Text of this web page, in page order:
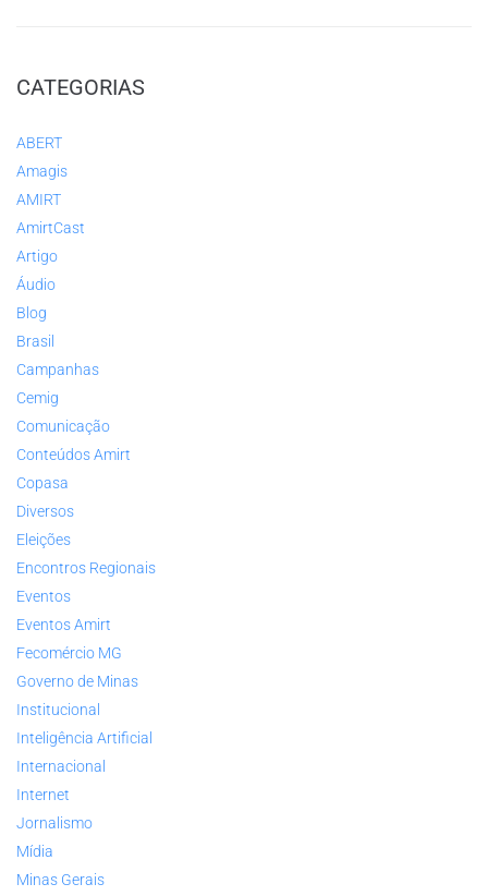
CATEGORIAS
ABERT
Amagis
AMIRT
AmirtCast
Artigo
Áudio
Blog
Brasil
Campanhas
Cemig
Comunicação
Conteúdos Amirt
Copasa
Diversos
Eleições
Encontros Regionais
Eventos
Eventos Amirt
Fecomércio MG
Governo de Minas
Institucional
Inteligência Artificial
Internacional
Internet
Jornalismo
Mídia
Minas Gerais